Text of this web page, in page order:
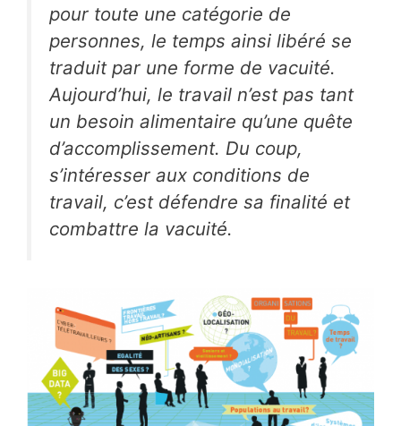
pour toute une catégorie de
personnes, le temps ainsi libéré se
traduit par une forme de vacuité.
Aujourd’hui, le travail n’est pas tant
un besoin alimentaire qu’une quête
d’accomplissement. Du coup,
s’intéresser aux conditions de
travail, c’est défendre sa finalité et
combattre la vacuité.